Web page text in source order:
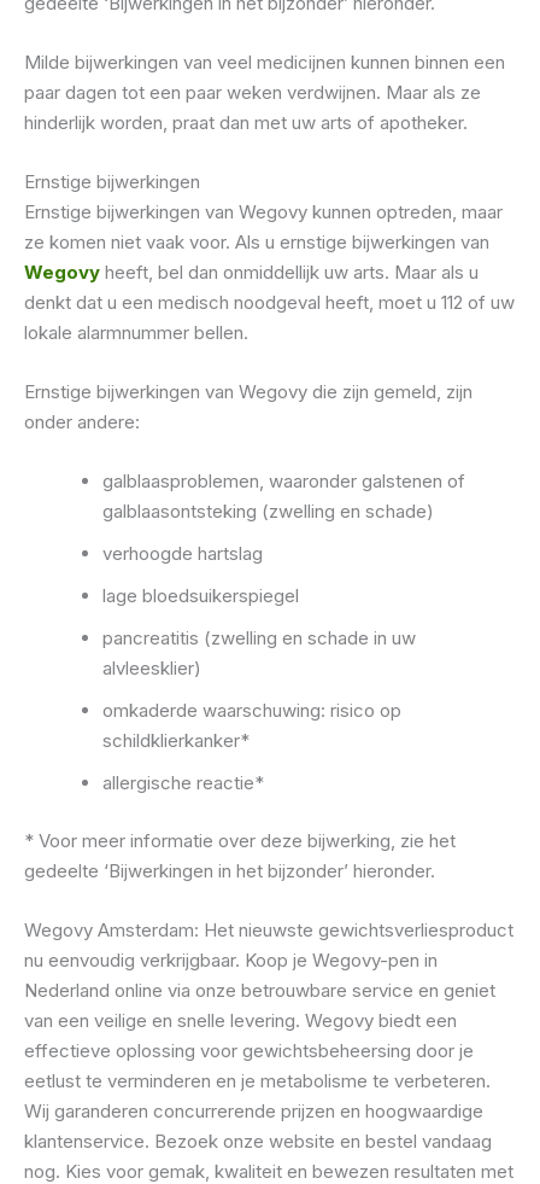
Milde bijwerkingen van veel medicijnen kunnen binnen een
paar dagen tot een paar weken verdwijnen. Maar als ze
hinderlijk worden, praat dan met uw arts of apotheker.
Ernstige bijwerkingen
Ernstige bijwerkingen van Wegovy kunnen optreden, maar
ze komen niet vaak voor. Als u ernstige bijwerkingen van
Wegovy heeft, bel dan onmiddellijk uw arts. Maar als u
denkt dat u een medisch noodgeval heeft, moet u 112 of uw
lokale alarmnummer bellen.
Ernstige bijwerkingen van Wegovy die zijn gemeld, zijn
onder andere:
galblaasproblemen, waaronder galstenen of
galblaasontsteking (zwelling en schade)
verhoogde hartslag
lage bloedsuikerspiegel
pancreatitis (zwelling en schade in uw
alvleesklier)
omkaderde waarschuwing: risico op
schildklierkanker*
allergische reactie*
* Voor meer informatie over deze bijwerking, zie het
gedeelte ‘Bijwerkingen in het bijzonder’ hieronder.
Wegovy Amsterdam: Het nieuwste gewichtsverliesproduct
nu eenvoudig verkrijgbaar. Koop je Wegovy-pen in
Nederland online via onze betrouwbare service en geniet
van een veilige en snelle levering. Wegovy biedt een
effectieve oplossing voor gewichtsbeheersing door je
eetlust te verminderen en je metabolisme te verbeteren.
Wij garanderen concurrerende prijzen en hoogwaardige
klantenservice. Bezoek onze website en bestel vandaag
nog. Kies voor gemak, kwaliteit en bewezen resultaten met